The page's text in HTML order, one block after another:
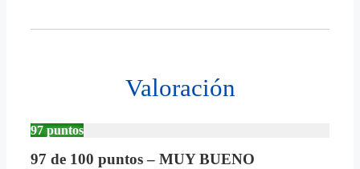
Valoración
97 puntos
97 de 100 puntos – MUY BUENO